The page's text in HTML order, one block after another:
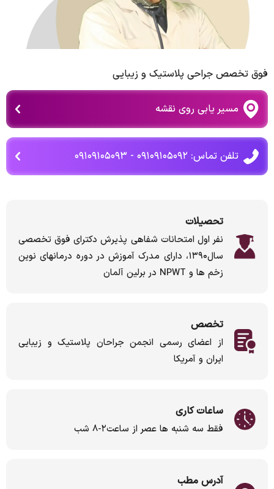
فوق تخصص جراحی پلاستیک و زیبایی
مسیر یابی روی نقشه
تلفن تماس: ۰۹۱۰۹۱۰۵۰۹۲ - ۰۹۱۰۹۱۰۵۰۹۳
تحصیلات
نفر اول امتحانات شفاهی پذیرش دکترای فوق تخصصی
سال۱۳۹۰، دارای مدرک آموزش در دوره درمانهای نوین
زخم ها و NPWT در برلین آلمان
تخصص
از اعضای رسمی انجمن جراحان پلاستیک و زیبایی
ایران و آمریکا
ساعات کاری
فقط سه شنبه ها عصر از ساعت۲-۸ شب
آدرس مطب